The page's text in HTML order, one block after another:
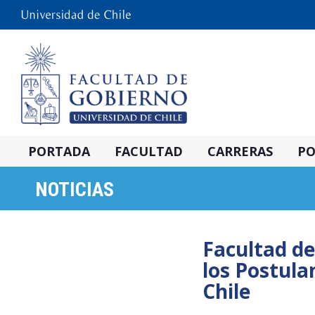
PORTADA FACULTAD CARRERAS
NOTICIAS
Facultad
los
Chile